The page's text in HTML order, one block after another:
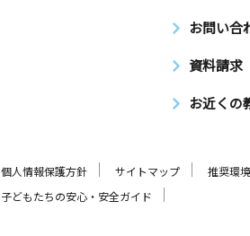
お問い合
資料請求
お近くの
個人情報保護方針 サイトマップ 推奨環境
子どもたちの安心・安全ガイド